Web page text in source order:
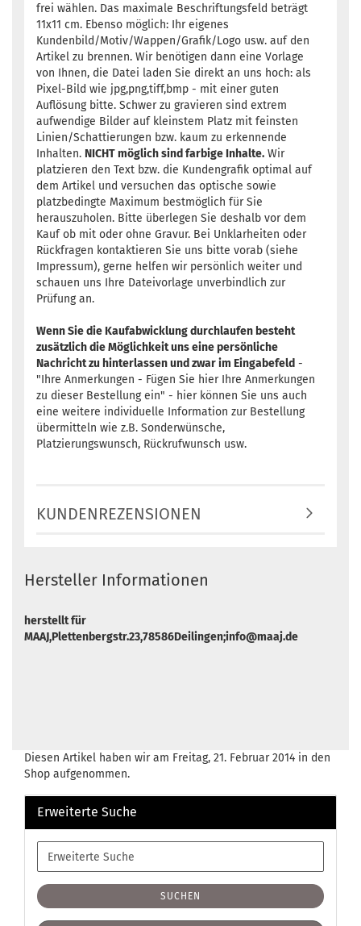
frei wählen. Das maximale Beschriftungsfeld beträgt
11x11 cm. Ebenso möglich: Ihr eigenes
Kundenbild/Motiv/Wappen/Grafik/Logo usw. auf den
Artikel zu brennen. Wir benötigen dann eine Vorlage
von Ihnen, die Datei laden Sie direkt an uns hoch: als
Pixel-Bild wie jpg,png,tiff,bmp - mit einer guten
Auflösung bitte. Schwer zu gravieren sind extrem
aufwendige Bilder auf kleinstem Platz mit feinsten
Linien/Schattierungen bzw. kaum zu erkennende
Inhalten. NICHT möglich sind farbige Inhalte. Wir
platzieren den Text bzw. die Kundengrafik optimal auf
dem Artikel und versuchen das optische sowie
platzbedingte Maximum bestmöglich für Sie
herauszuholen. Bitte überlegen Sie deshalb vor dem
Kauf ob mit oder ohne Gravur. Bei Unklarheiten oder
Rückfragen kontaktieren Sie uns bitte vorab (siehe
Impressum), gerne helfen wir persönlich weiter und
schauen uns Ihre Dateivorlage unverbindlich zur
Prüfung an.
Wenn Sie die Kaufabwicklung durchlaufen besteht
zusätzlich die Möglichkeit uns eine persönliche
Nachricht zu hinterlassen und zwar im Eingabefeld -
"Ihre Anmerkungen - Fügen Sie hier Ihre Anmerkungen
zu dieser Bestellung ein" - hier können Sie uns auch
eine weitere individuelle Information zur Bestellung
übermitteln wie z.B. Sonderwünsche,
Platzierungswunsch, Rückrufwunsch usw.
KUNDENREZENSIONEN
Hersteller Informationen
herstellt für
MAAJ,Plettenbergstr.23,78586Deilingen;info@maaj.de
Diesen Artikel haben wir am Freitag, 21. Februar 2014 in den
Shop aufgenommen.
Erweiterte Suche
Erweiterte
Suche
SUCHEN